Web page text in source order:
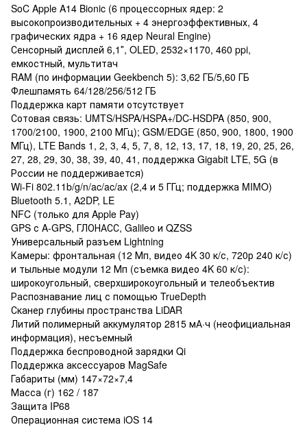
SoC Apple A14 Bionic (6 процессорных ядер: 2
высокопроизводительных + 4 энергоэффективных, 4
графических ядра + 16 ядер Neural Engine)
Сенсорный дисплей 6,1″, OLED, 2532×1170, 460 ppi,
емкостный, мультитач
RAM (по информации Geekbench 5): 3,62 ГБ/5,60 ГБ
Флешпамять 64/128/256/512 ГБ
Поддержка карт памяти отсутствует
Сотовая связь: UMTS/HSPA/HSPA+/DC-HSDPA (850, 900,
1700/2100, 1900, 2100 МГц); GSM/EDGE (850, 900, 1800, 1900
МГц), LTE Bands 1, 2, 3, 4, 5, 7, 8, 12, 13, 17, 18, 19, 20, 25, 26,
27, 28, 29, 30, 38, 39, 40, 41, поддержка Gigabit LTE, 5G (в
России не поддерживается)
Wi-Fi 802.11b/g/n/ac/ac/ax (2,4 и 5 ГГц; поддержка MIMO)
Bluetooth 5.1, A2DP, LE
NFC (только для Apple Pay)
GPS с A-GPS, ГЛОНАСС, Galileo и QZSS
Универсальный разъем Lightning
Камеры: фронтальная (12 Мп, видео 4K 30 к/с, 720р 240 к/с)
и тыльные модули 12 Мп (съемка видео 4K 60 к/с):
широкоугольный, сверхширокоугольный и телеобъектив
Распознавание лиц с помощью TrueDepth
Сканер глубины пространства LiDAR
Литий полимерный аккумулятор 2815 мА·ч (неофициальная
информация), несъемный
Поддержка беспроводной зарядки Qi
Поддержка аксессуаров MagSafe
Габариты (мм) 147×72×7,4
Масса (г) 162 / 187
Защита IP68
Операционная система iOS 14